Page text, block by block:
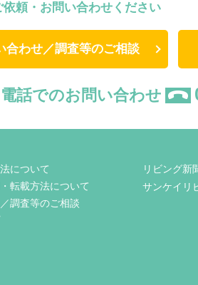
依頼・お問い合わせください
合わせ／調査等のご相談
電話でのお問い合わせ
について
転載方法について
調査等のご相談
リビング新
サンケイリ